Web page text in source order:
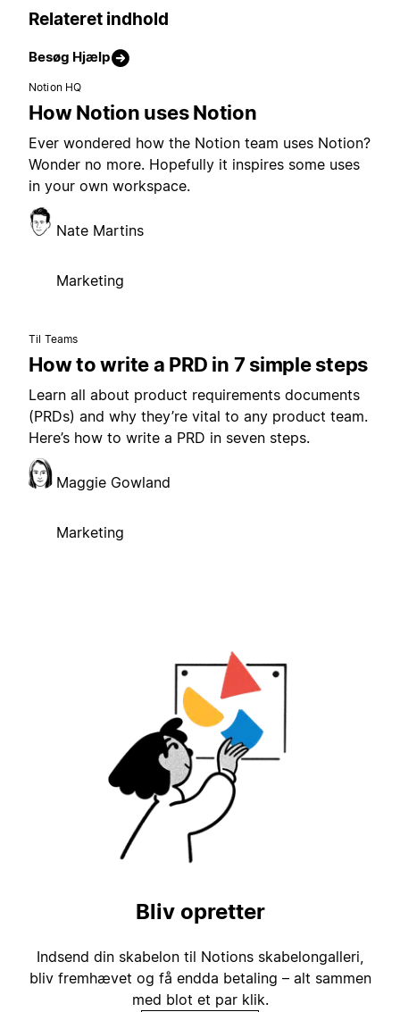
Relateret indhold
Besøg Hjælp
Notion HQ
How Notion uses Notion
Ever wondered how the Notion team uses Notion?
Wonder no more. Hopefully it inspires some uses
in your own workspace.
Nate Martins
Marketing
Til Teams
How to write a PRD in 7 simple steps
Learn all about product requirements documents
(PRDs) and why they’re vital to any product team.
Here’s how to write a PRD in seven steps.
Maggie Gowland
Marketing
Bliv opretter
Indsend din skabelon til Notions skabelongalleri,
bliv fremhævet og få endda betaling – alt sammen
med blot et par klik.